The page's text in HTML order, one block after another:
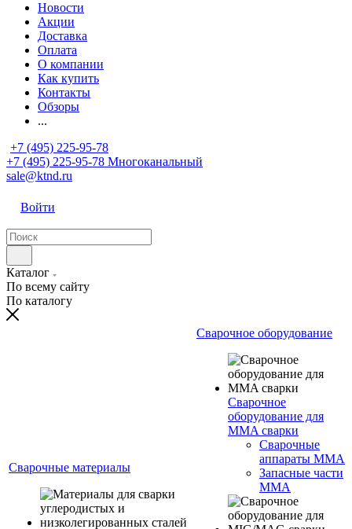
Новости
Акции
Доставка
Оплата
О компании
Как купить
Контакты
Обзоры
...
+7 (495) 225-95-78
+7 (495) 225-95-78 Многоканальный
sale@ktnd.ru
Войти
Каталог
По всему сайту
По каталогу
Сварочные материалы
Сварочное оборудование
Сварочное
оборудование для
MMA сварки
Сварочные
аппараты MMA
Запасные части
MMA